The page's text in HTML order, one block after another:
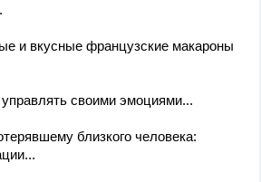
и вкусные французские макароны
управлять своими эмоциями...
близкого человека: